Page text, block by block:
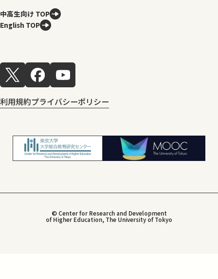
中高生向け TOP
English TOP
利用規約プライバシーポリシー
© Center for Research and Development
of Higher Education, The University of Tokyo